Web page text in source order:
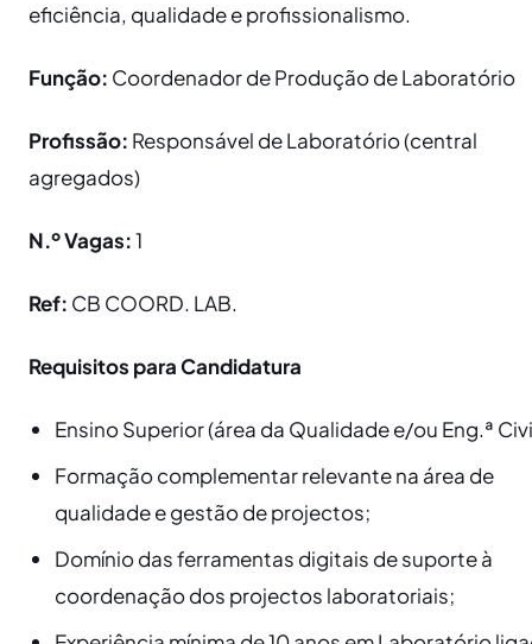
eficiência, qualidade e profissionalismo.
Função: Coordenador de Produção de Laboratório
Profissão: Responsável de Laboratório (central
agregados)
N.º Vagas:1
Ref: CB COORD. LAB.
Requisitos para Candidatura
​Ensino Superior (área da Qualidade e/ou Eng.ª
​Formação complementar relevante na área de
qualidade e gestão de projectos;
​Domínio das ferramentas digitais de suporte à
coordenação dos projectos laboratoriais;